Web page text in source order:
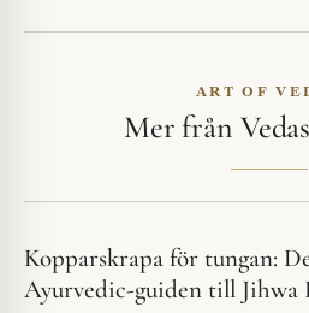
ART OF
Mer från
Kopparskrapa för tungan:
Ayurvedic-guiden till Jihwa